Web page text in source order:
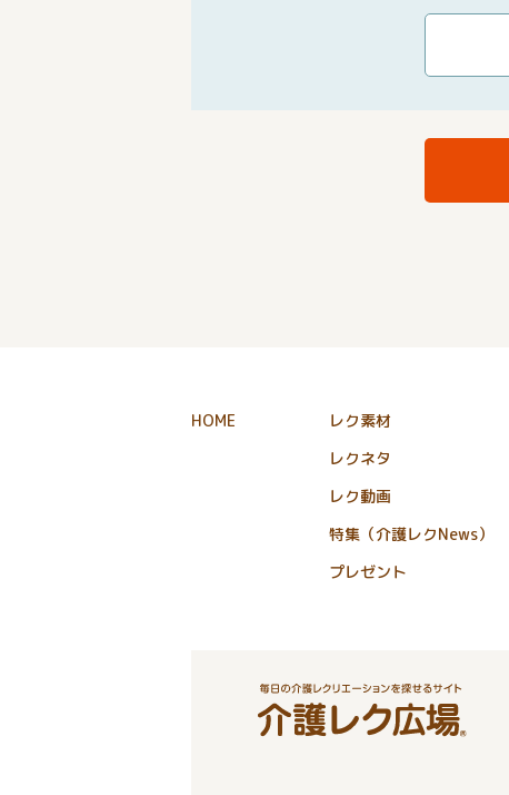
HOME
レク素材
レクネタ
レク動画
特集（介護レクNews）
プレゼント